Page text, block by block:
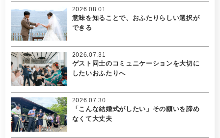
意味を知ることで、おふたりらしい選択が
できる
2026.08.01
ゲスト同士のコミュニケーションを大切に
したいおふたりへ
2026.07.31
「こんな結婚式がしたい」その願いを諦め
なくて大丈夫
2026.07.30